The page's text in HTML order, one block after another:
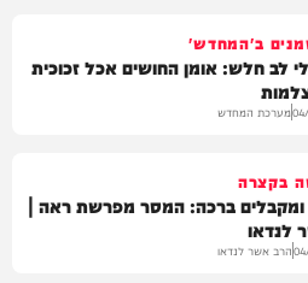
ב'המחדש'
לב חלש: אומן החושים אכל זכוכית
מערכת המחדש
בקצרה
ומקבלים ברכה: המסר מפרשת ראה |
לנדאו
הרב אשר לנדאו